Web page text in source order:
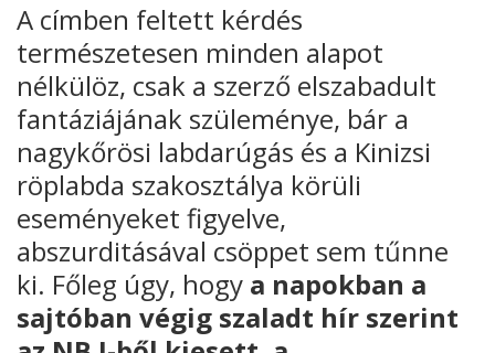
A címben feltett kérdés
természetesen minden alapot
nélkülöz, csak a szerző elszabadult
fantáziájának szüleménye, bár a
nagykőrösi labdarúgás és a Kinizsi
röplabda szakosztálya körüli
eseményeket figyelve,
abszurditásával csöppet sem tűnne
ki. Főleg úgy, hogy a napokban a
sajtóban végig szaladt hír szerint